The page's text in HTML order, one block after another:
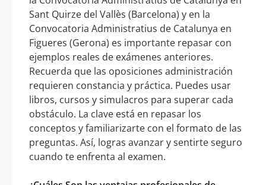
Sant Quirze del Vallès (Barcelona) y en la
Convocatoria Administratius de Catalunya en
Figueres (Gerona) es importante repasar con
ejemplos reales de exámenes anteriores.
Recuerda que las oposiciones administración
requieren constancia y práctica. Puedes usar
libros, cursos y simulacros para superar cada
obstáculo. La clave está en repasar los
conceptos y familiarizarte con el formato de las
preguntas. Así, logras avanzar y sentirte seguro
cuando te enfrenta al examen.